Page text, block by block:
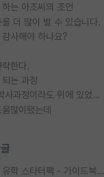
는 아조씨의 조언
더 많이 벌 수 있습니다.
사해야 하나요?
한다.
는 과정
진짜 제발 적당히 똑똑한 박사과정이라도 위에 있었으면..
많이됐는데
[무료] 2026 미국 대학원 유학 스타터팩 - 가이드북 & 합격자 컨택메일 템플릿